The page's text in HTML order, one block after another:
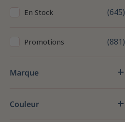
En Stock 645
Promotions 881
Marque
Couleur